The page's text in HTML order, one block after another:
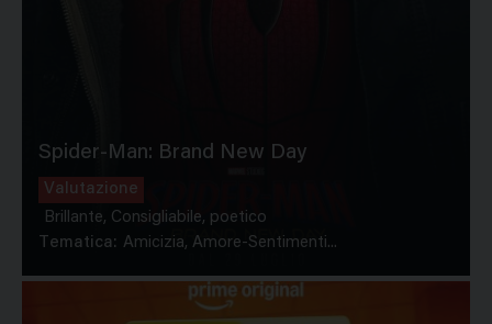
Spider-Man: Brand New Day
Valutazione
Brillante, Consigliabile, poetico
Tematica: Amicizia, Amore-Sentimenti...